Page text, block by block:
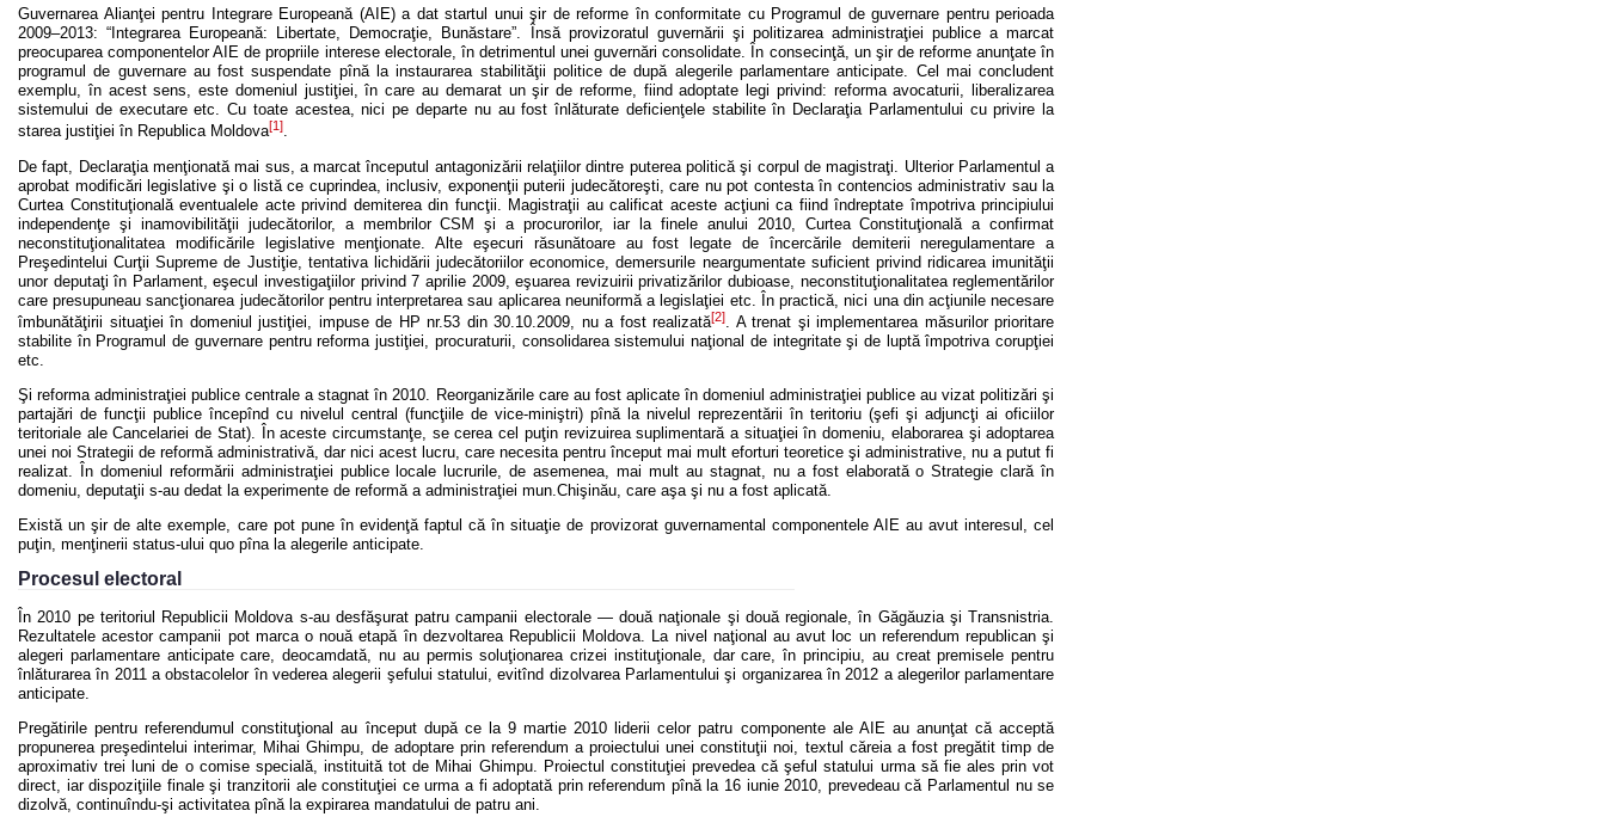
Guvernarea Alianţei pentru Integrare Europeană (AIE) a dat startul unui şir de reforme în conformitate cu Programul de guvernare pentru perioada
2009–2013: “Integrarea Europeană: Libertate, Democraţie, Bunăstare”. Însă provizoratul guvernării şi politizarea administraţiei publice a marcat
preocuparea componentelor AIE de propriile interese electorale, în detrimentul unei guvernări consolidate. În consecinţă, un şir de reforme anunţate în
programul de guvernare au fost suspendate pînă la instaurarea stabilităţii politice de după alegerile parlamentare anticipate. Cel mai concludent
exemplu, în acest sens, este domeniul justiţiei, în care au demarat un şir de reforme, fiind adoptate legi privind: reforma avocaturii, liberalizarea
sistemului de executare etc. Cu toate acestea, nici pe departe nu au fost înlăturate deficienţele stabilite în Declaraţia Parlamentului cu privire la
starea justiţiei în Republica Moldova[1].
De fapt, Declaraţia menţionată mai sus, a marcat începutul antagonizării relaţiilor dintre puterea politică şi corpul de magistraţi. Ulterior Parlamentul a
aprobat modificări legislative şi o listă ce cuprindea, inclusiv, exponenţii puterii judecătoreşti, care nu pot contesta în contencios administrativ sau la
Curtea Constituţională eventualele acte privind demiterea din funcţii. Magistraţii au calificat aceste acţiuni ca fiind îndreptate împotriva principiului
independenţe şi inamovibilităţii judecătorilor, a membrilor CSM şi a procurorilor, iar la finele anului 2010, Curtea Constituţională a confirmat
neconstituţionalitatea modificările legislative menţionate. Alte eşecuri răsunătoare au fost legate de încercările demiterii neregulamentare a
Preşedintelui Curţii Supreme de Justiţie, tentativa lichidării judecătoriilor economice, demersurile neargumentate suficient privind ridicarea imunităţii
unor deputaţi în Parlament, eşecul investigaţiilor privind 7 aprilie 2009, eşuarea revizuirii privatizărilor dubioase, neconstituţionalitatea reglementărilor
care presupuneau sancţionarea judecătorilor pentru interpretarea sau aplicarea neuniformă a legislaţiei etc. În practică, nici una din acţiunile necesare
îmbunătăţirii situaţiei în domeniul justiţiei, impuse de HP nr.53 din 30.10.2009, nu a fost realizată[2]
. A trenat şi implementarea măsurilor prioritare
stabilite în Programul de guvernare pentru reforma justiţiei, procuraturii, consolidarea sistemului naţional de integritate şi de luptă împotriva corupţiei
etc.
Şi reforma administraţiei publice centrale a stagnat în 2010. Reorganizările care au fost aplicate în domeniul administraţiei publice au vizat politizări şi
partajări de funcţii publice începînd cu nivelul central (funcţiile de vice-miniştri) pînă la nivelul reprezentării în teritoriu (şefi şi adjuncţi ai oficiilor
teritoriale ale Cancelariei de Stat). În aceste circumstanţe, se cerea cel puţin revizuirea suplimentară a situaţiei în domeniu, elaborarea şi adoptarea
unei noi Strategii de reformă administrativă, dar nici acest lucru, care necesita pentru început mai mult eforturi teoretice şi administrative, nu a putut fi
realizat. În domeniul reformării administraţiei publice locale lucrurile, de asemenea, mai mult au stagnat, nu a fost elaborată o Strategie clară în
domeniu, deputaţii s-au dedat la experimente de reformă a administraţiei mun.Chişinău, care aşa şi nu a fost aplicată.
Există un şir de alte exemple, care pot pune în evidenţă faptul că în situaţie de provizorat guvernamental componentele AIE au avut interesul, cel
puţin, menţinerii status-ului quo pîna la alegerile anticipate.
Procesul electoral
În 2010 pe teritoriul Republicii Moldova s-au desfăşurat patru campanii electorale — două naţionale şi două regionale, în Găgăuzia şi Transnistria.
Rezultatele acestor campanii pot marca o nouă etapă în dezvoltarea Republicii Moldova. La nivel naţional au avut loc un referendum republican şi
alegeri parlamentare anticipate care, deocamdată, nu au permis soluţionarea crizei instituţionale, dar care, în principiu, au creat premisele pentru
înlăturarea în 2011 a obstacolelor în vederea alegerii şefului statului, evitînd dizolvarea Parlamentului şi organizarea în 2012 a alegerilor parlamentare
anticipate.
Pregătirile pentru referendumul constituţional au început după ce la 9 martie 2010 liderii celor patru componente ale AIE au anunţat că acceptă
propunerea preşedintelui interimar, Mihai Ghimpu, de adoptare prin referendum a proiectului unei constituţii noi, textul căreia a fost pregătit timp de
aproximativ trei luni de o comise specială, instituită tot de Mihai Ghimpu. Proiectul constituţiei prevedea că şeful statului urma să fie ales prin vot
direct, iar dispoziţiile finale şi tranzitorii ale constituţiei ce urma a fi adoptată prin referendum pînă la 16 iunie 2010, prevedeau că Parlamentul nu se
dizolvă, continuîndu-şi activitatea pînă la expirarea mandatului de patru ani.